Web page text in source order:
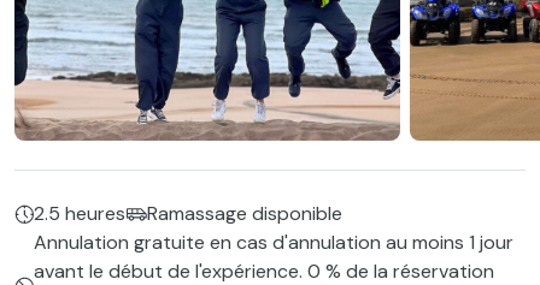
2.5 heures
Ramassage disponible
Annulation gratuite en cas d'annulation au moins 1 jour
avant le début de l'expérience. 0 % de la réservation